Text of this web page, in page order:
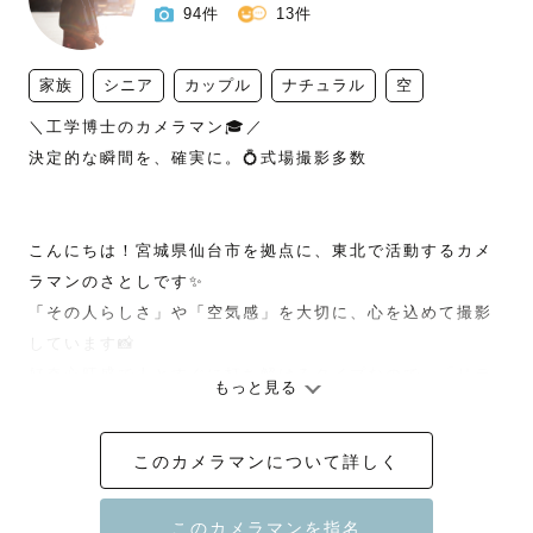
94件 13件
家族 シニア カップル ナチュラル 空
＼工学博士のカメラマン🎓／
決定的な瞬間を、確実に。💍式場撮影多数
こんにちは！宮城県仙台市を拠点に、東北で活動するカメ
ラマンのさとしです✨️
「その人らしさ」や「空気感」を大切に、心を込めて撮影
が苦手な方にも構えることなく撮影を楽しんでいただいて
もっと見る
このカメラマンについて詳しく